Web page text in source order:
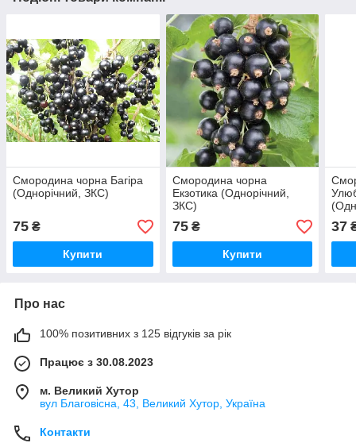
Смородина чорна Багіра
(Однорічний, ЗКС)
75 ₴
Купити
Смородина чорна
Екзотика (Однорічний,
ЗКС)
75₴
Купити
37
Про нас
100% позитивних з 125 відгуків за рік
Працює з 30.08.2023
м. Великий Хутор
вул Благовісна, 43, Великий Хутор, Україна
Контакти